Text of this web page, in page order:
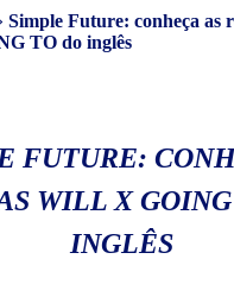
Simple Future: conheça as
TO do inglês
FUTURE:
WILL X
INGLÊS